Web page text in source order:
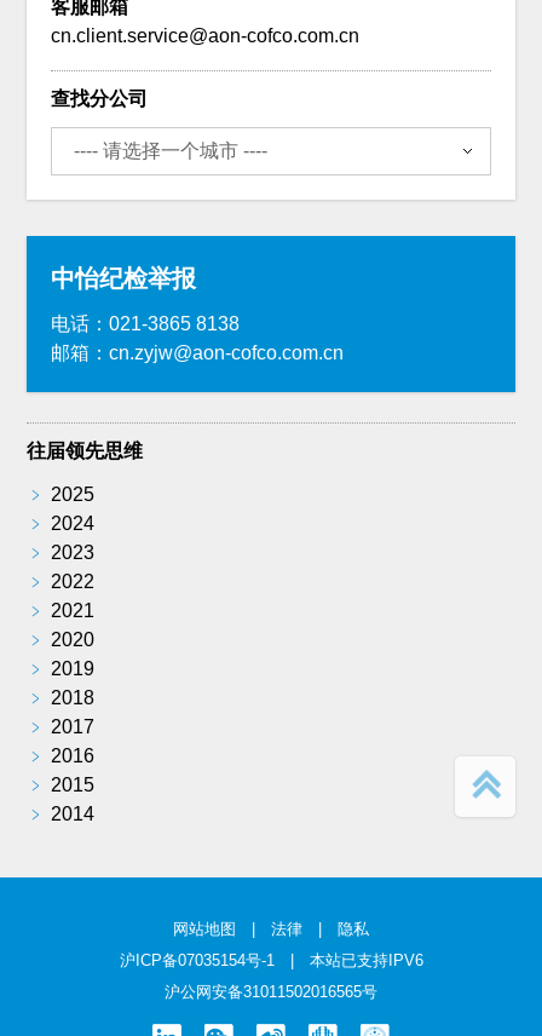
客服邮箱
cn.client.service@aon-cofco.com.cn
查找分公司
中怡纪检举报
电话：021-3865 8138
邮箱：cn.zyjw@aon-cofco.com.cn
往届领先思维
﹥
2025
﹥
2024
﹥
2023
﹥
2022
﹥
2021
﹥
2020
﹥
2019
﹥
2018
﹥
2017
﹥
2016
﹥
2015
﹥
2014
网站地图 | 法律 | 隐私
沪ICP备07035154号-1 | 本站已支持IPV6
沪公网安备31011502016565号